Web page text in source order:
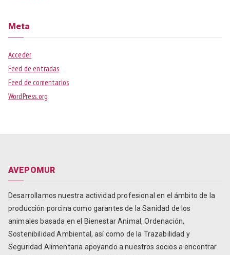
Meta
Acceder
Feed de entradas
Feed de comentarios
WordPress.org
AVEPOMUR
Desarrollamos nuestra actividad profesional en el ámbito de la
producción porcina como garantes de la Sanidad de los
animales basada en el Bienestar Animal, Ordenación,
Sostenibilidad Ambiental, así como de la Trazabilidad y
Seguridad Alimentaria apoyando a nuestros socios a encontrar